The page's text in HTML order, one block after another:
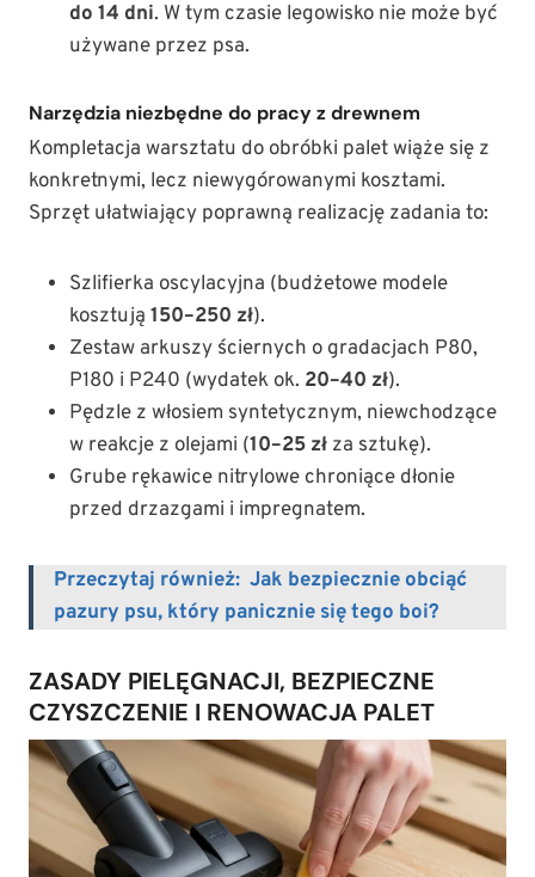
do 14 dni. W tym czasie legowisko nie może być
używane przez psa.
Narzędzia niezbędne do pracy z drewnem
Kompletacja warsztatu do obróbki palet wiąże się z
konkretnymi, lecz niewygórowanymi kosztami.
Sprzęt ułatwiający poprawną realizację zadania to:
Szlifierka oscylacyjna (budżetowe modele
kosztują 150–250 zł).
Zestaw arkuszy ściernych o gradacjach P80,
P180 i P240 (wydatek ok. 20–40 zł).
Pędzle z włosiem syntetycznym, niewchodzące
w reakcje z olejami (10–25 zł za sztukę).
Grube rękawice nitrylowe chroniące dłonie
przed drzazgami i impregnatem.
Przeczytaj również: Jak bezpiecznie obciąć
pazury psu, który panicznie się tego boi?
ZASADY PIELĘGNACJI, BEZPIECZNE
CZYSZCZENIE I RENOWACJA PALET